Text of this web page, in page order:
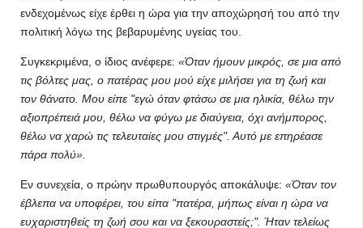
ενδεχομένως είχε έρθει η ώρα για την αποχώρησή του από την
πολιτική λόγω της βεβαρυμένης υγείας του.
Συγκεκριμένα, ο ίδιος ανέφερε: «Όταν ήμουν μικρός, σε μια από
τις βόλτες μας, ο πατέρας μου μού είχε μιλήσει για τη ζωή και
τον θάνατο. Μου είπε "εγώ όταν φτάσω σε μια ηλικία, θέλω την
αξιοπρέπειά μου, θέλω να φύγω με διαύγεια, όχι ανήμπορος,
θέλω να χαρώ τις τελευταίες μου στιγμές". Αυτό με επηρέασε
πάρα πολύ».
Εν συνεχεία, ο πρώην πρωθυπουργός αποκάλυψε: «Όταν τον
έβλεπα να υποφέρει, του είπα "πατέρα, μήπως είναι η ώρα να
ευχαριστηθείς τη ζωή σου και να ξεκουραστείς;". Ήταν τελείως